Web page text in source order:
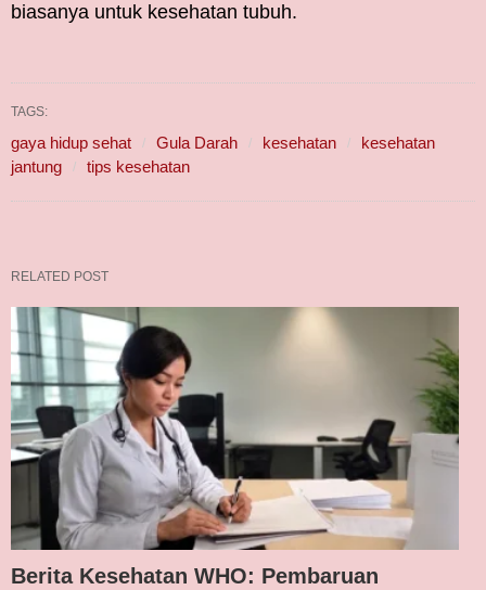
biasanya untuk kesehatan tubuh.
TAGS:
gaya hidup sehat Gula Darah kesehatan
kesehatan
jantung
tips kesehatan
RELATED POST
Berita Kesehatan WHO: Pembaruan